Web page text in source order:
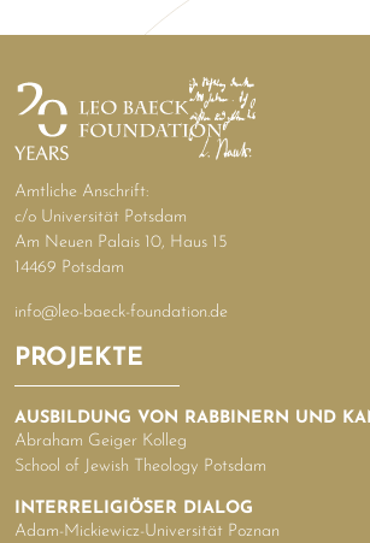
Amtliche Anschrift:
c/o Universität Potsdam
Am Neuen Palais 10, Haus 15
14469 Potsdam
info@leo-baeck-foundation.de
PROJEKTE
AUSBILDUNG VON RABBINERN UND
Abraham Geiger Kolleg
School of Jewish Theology Potsdam
INTERRELIGIÖSER DIALOG
Adam-Mickiewicz-Universität Poznan